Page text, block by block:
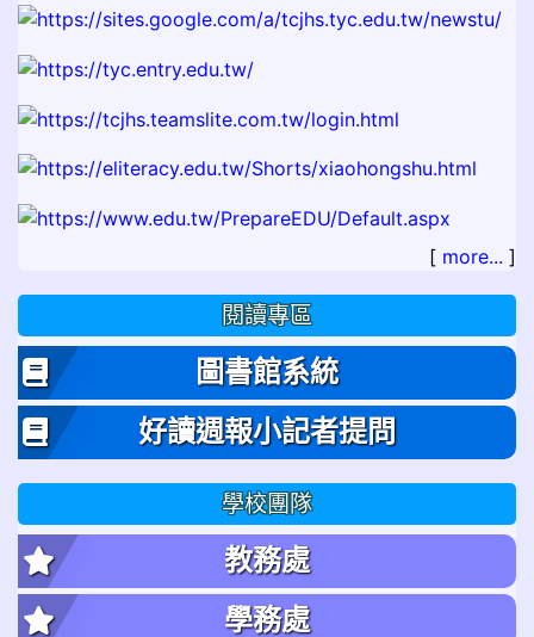
[ more... ]
閱讀專區
圖書館系統
好讀週報小記者提問
學校團隊
教務處
學務處